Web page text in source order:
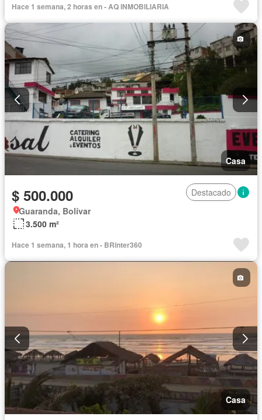
Garita de guardianía
Seguridad Sin amoblar
Hace 1 semana, 2 horas en - AQ INMOBILIARIA
Casa
$ 500.000
Destacado
Guaranda, Bolívar
3.500 m²
Hace 1 semana, 1 hora en - BRinter360
Casa